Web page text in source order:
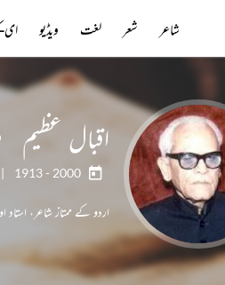
اقبال عظیم
1913 - 2000
|
اردو کے ممتاز شاعر،
شاعر شعر لغت ویڈیو